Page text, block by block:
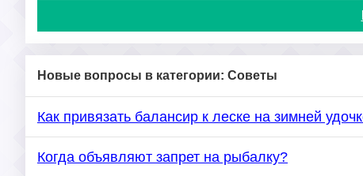
Новые вопросы в категории: Советы
Как привязать балансир к леске на зимней
Когда объявляют запрет на рыбалку?